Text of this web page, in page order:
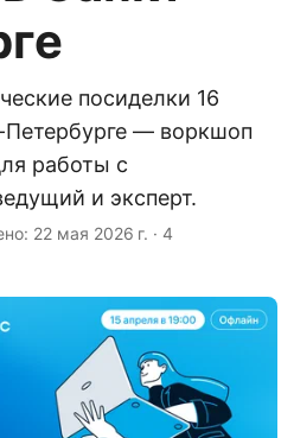
посиделки 16
Петербурге — воркшоп
работы с
и эксперт.
22 мая 2026 г. · 4